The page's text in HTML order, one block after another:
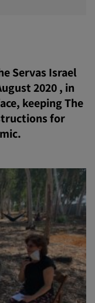
Servas Israel
2020 , in
keeping The
for